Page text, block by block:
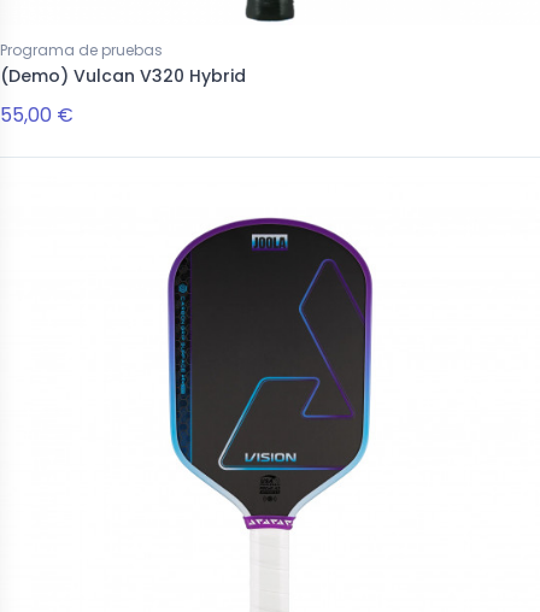
Programa de pruebas
(Demo) Vulcan V320 Hybrid
55,00 €